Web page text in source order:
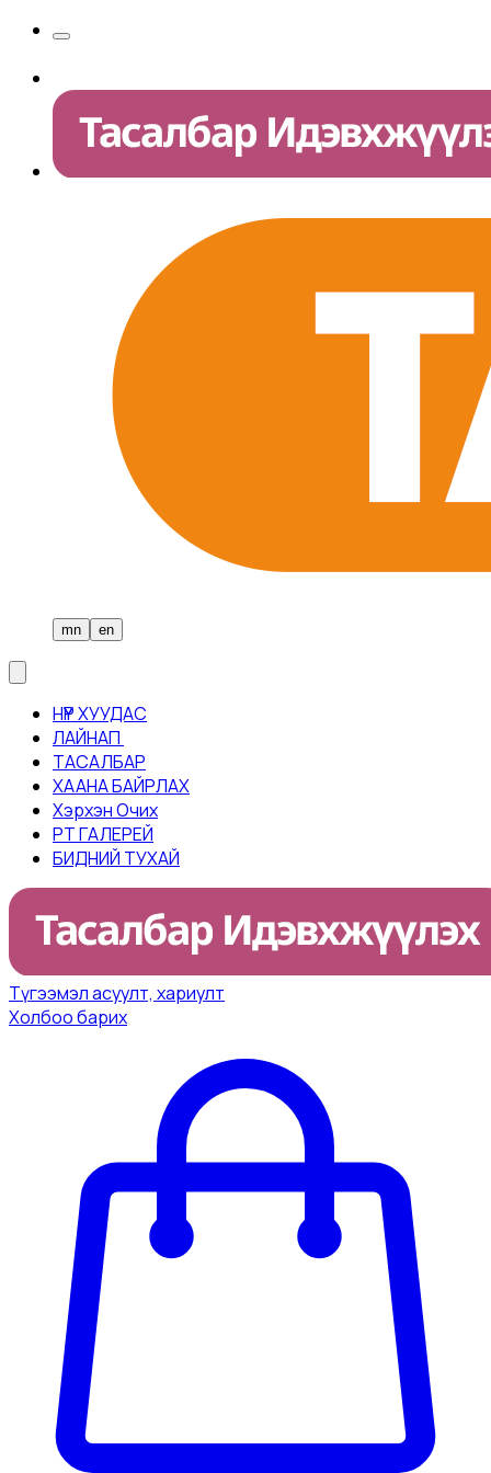
mn en
НҮҮР ХУУДАС
ЛАЙНАП ​
ТАСАЛБАР​
ХААНА БАЙРЛАХ
Хэрхэн Очих
PT ГАЛЕРЕЙ
БИДНИЙ ТУХАЙ
Tүгээмэл асуулт, хариулт
Холбоо барих